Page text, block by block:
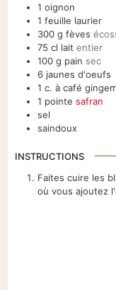
1 oignon
1 feuille laurier
300 g fèves
75 cl lait entier
100 g pain sec
6 jaunes d'oeufs
1 c. à café
1 pointe safran
sel
saindoux
INSTRUCTIONS
Faites cuire les
où vous ajoutez